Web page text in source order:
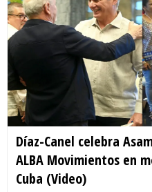
Díaz-Canel celebra
ALBA Movimientos en
Cuba (Video)